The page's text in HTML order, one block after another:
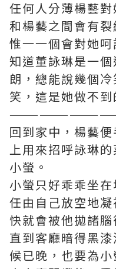
任何人分薄楊藝
和楊藝之間會有
惟一一個會對她
知道董詠琳是一
朗，總能說幾個
笑，這是她做不到
回到家中，楊藝
上用來招呼詠琳
小螢。
小螢只好乖乖坐
任由自己放空地
快就會被他拋諸腦
直到客廳暗得黑
候已晚，也要為